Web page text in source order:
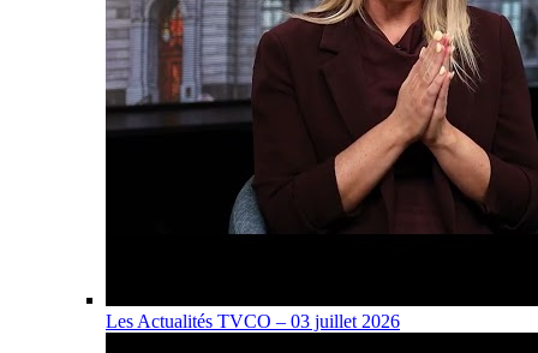
Les Actualités TVCO – 03 juillet 2026